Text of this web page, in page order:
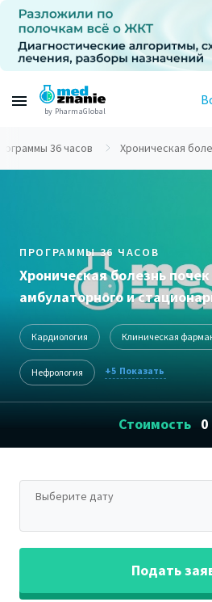
by PharmaGlobal
36 часов Хроническая
ПРОГРАММЫ 36 ЧАСОВ
Хроническая болезнь
амбулаторного и
Кардиология Клиническая
Нефрология +5
Стоимость 0
Выберите дату
Подать